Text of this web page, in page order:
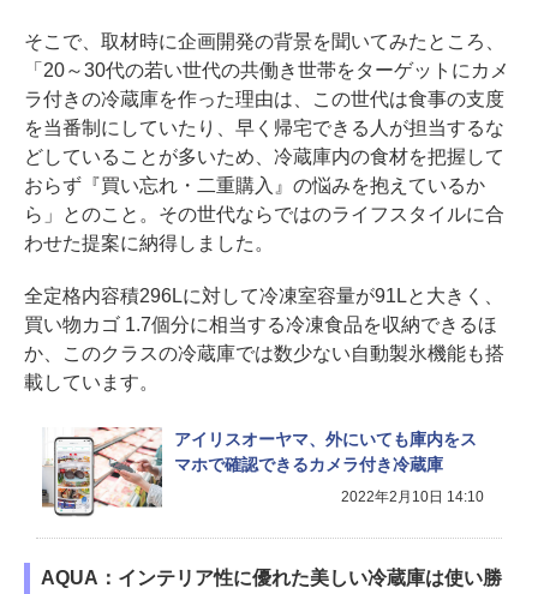
そこで、取材時に企画開発の背景を聞いてみたところ、
「20～30代の若い世代の共働き世帯をターゲットにカメ
ラ付きの冷蔵庫を作った理由は、この世代は食事の支度
を当番制にしていたり、早く帰宅できる人が担当するな
どしていることが多いため、冷蔵庫内の食材を把握して
おらず『買い忘れ・二重購入』の悩みを抱えているか
ら」とのこと。その世代ならではのライフスタイルに合
わせた提案に納得しました。
全定格内容積296Lに対して冷凍室容量が91Lと大きく、
買い物カゴ 1.7個分に相当する冷凍食品を収納できるほ
か、このクラスの冷蔵庫では数少ない自動製氷機能も搭
載しています。
アイリスオーヤマ、外にいても庫内をス
マホで確認できるカメラ付き冷蔵庫
2022年2月10日 14:10
AQUA：インテリア性に優れた美しい冷蔵庫は使い勝